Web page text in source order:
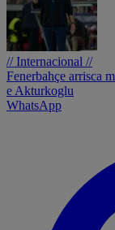
// Internacional //
Fenerbahçe arrisca
e Akturkoglu
WhatsApp